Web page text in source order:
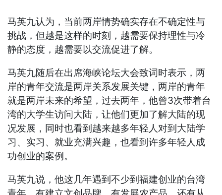
马英九认为，当前两岸情势确实存在不确定性与
挑战，但越是这样的时刻，越需要保持理性与冷
静的态度，越需要以交流促进了解。
马英九随后在出席海峡论坛大会致词时表示，两
岸的青年交流是两岸关系发展关键，两岸的青年
就是两岸未来的希望，过去两年，他曾3次带着台
湾的大学生访问大陆，让他们更加了解大陆的现
况发展，同时也看到越来越多年轻人对到大陆学
习、实习、就业充满兴趣，也看到许多年轻人成
功创业的案例。
马英九说，他这几年遇到不少到福建创业的台湾